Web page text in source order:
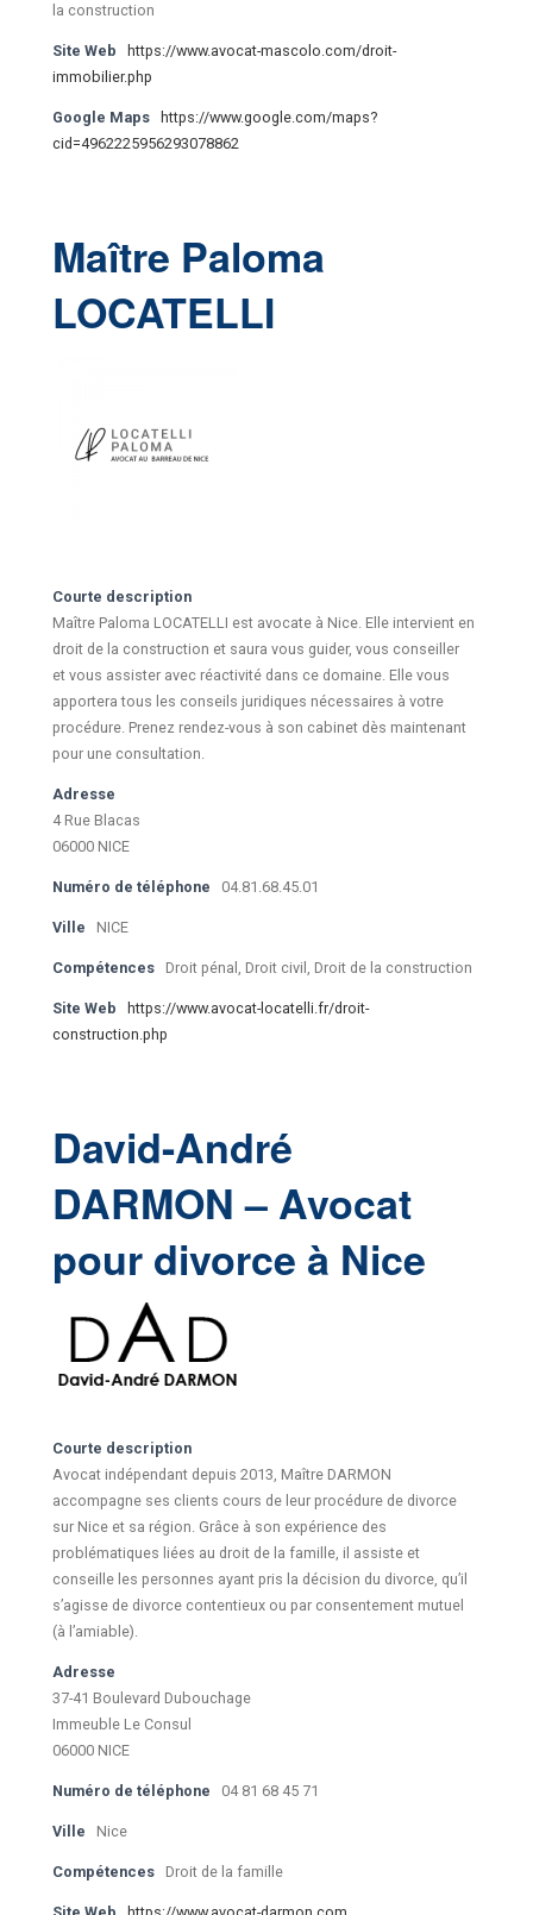
la construction
Site Web
https://www.avocat-mascolo.com/droit-
immobilier.php
Google Maps
https://www.google.com/maps?
cid=4962225956293078862
Maître Paloma
LOCATELLI
Courte description
Maître Paloma LOCATELLI est avocate à Nice. Elle intervient en
droit de la construction et saura vous guider, vous conseiller
et vous assister avec réactivité dans ce domaine. Elle vous
apportera tous les conseils juridiques nécessaires à votre
procédure. Prenez rendez-vous à son cabinet dès maintenant
pour une consultation.
Adresse
4 Rue Blacas
06000 NICE
Numéro de téléphone 04.81.68.45.01
Ville NICE
Compétences Droit pénal, Droit civil, Droit de la construction
Site Web
https://www.avocat-locatelli.fr/droit-
construction.php
David-André
DARMON – Avocat
pour divorce à Nice
Courte description
Avocat indépendant depuis 2013, Maître DARMON
accompagne ses clients cours de leur procédure de divorce
sur Nice et sa région. Grâce à son expérience des
problématiques liées au droit de la famille, il assiste et
conseille les personnes ayant pris la décision du divorce, qu’il
s’agisse de divorce contentieux ou par consentement mutuel
(à l’amiable).
Adresse
37-41 Boulevard Dubouchage
Immeuble Le Consul
06000 NICE
Numéro de téléphone 04 81 68 45 71
Ville Nice
Compétences Droit de la famille